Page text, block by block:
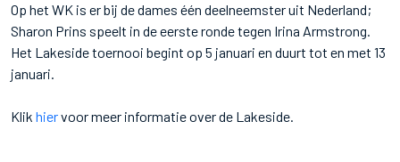
Op het WK is er bij de dames één deelneemster uit Nederland;
Sharon Prins speelt in de eerste ronde tegen Irina Armstrong.
Het Lakeside toernooi begint op 5 januari en duurt tot en met 13
januari.
Klik hiervoor meer informatie over de Lakeside.